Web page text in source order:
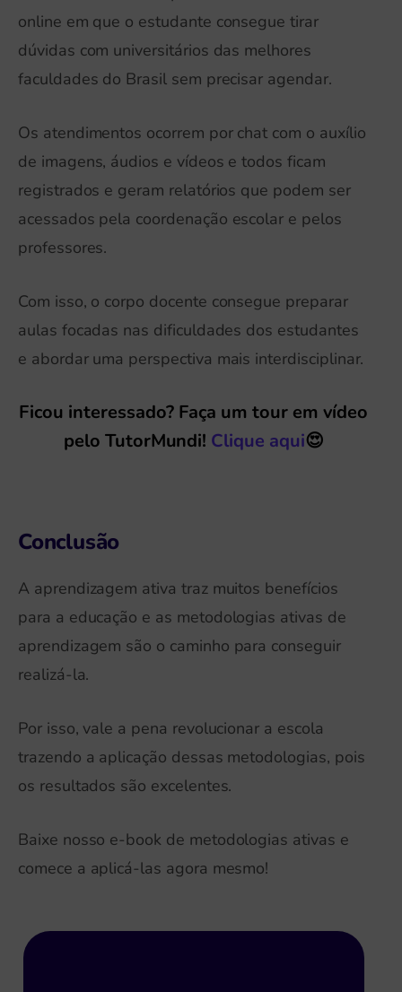
online em que o estudante consegue tirar
dúvidas com universitários das melhores
faculdades do Brasil sem precisar agendar.
Os atendimentos ocorrem por chat com o auxílio
de imagens, áudios e vídeos e todos ficam
registrados e geram relatórios que podem ser
acessados pela coordenação escolar e pelos
professores.
Com isso, o corpo docente consegue preparar
aulas focadas nas dificuldades dos estudantes
e abordar uma perspectiva mais interdisciplinar.
Ficou interessado? Faça um tour em vídeo
pelo TutorMundi! Clique aqui😍
Conclusão
A aprendizagem ativa traz muitos benefícios
para a educação e as metodologias ativas de
aprendizagem são o caminho para conseguir
realizá-la.
Por isso, vale a pena revolucionar a escola
trazendo a aplicação dessas metodologias, pois
os resultados são excelentes.
Baixe nosso e-book de metodologias ativas e
comece a aplicá-las agora mesmo!